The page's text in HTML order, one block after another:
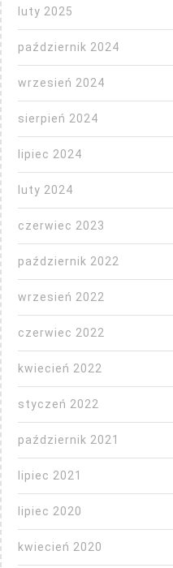
luty 2025
październik 2024
wrzesień 2024
sierpień 2024
lipiec 2024
luty 2024
czerwiec 2023
październik 2022
wrzesień 2022
czerwiec 2022
kwiecień 2022
styczeń 2022
październik 2021
lipiec 2021
lipiec 2020
kwiecień 2020